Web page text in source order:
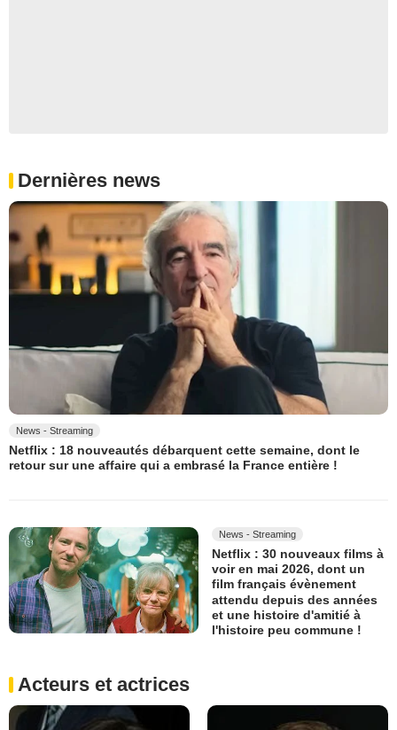
Dernières news
News - Streaming
Netflix : 18 nouveautés débarquent cette semaine, dont le
retour sur une affaire qui a embrasé la France entière !
News - Streaming
Netflix : 30 nouveaux films à
voir en mai 2026, dont un
film français évènement
attendu depuis des années
et une histoire d'amitié à
l'histoire peu commune !
Acteurs et actrices